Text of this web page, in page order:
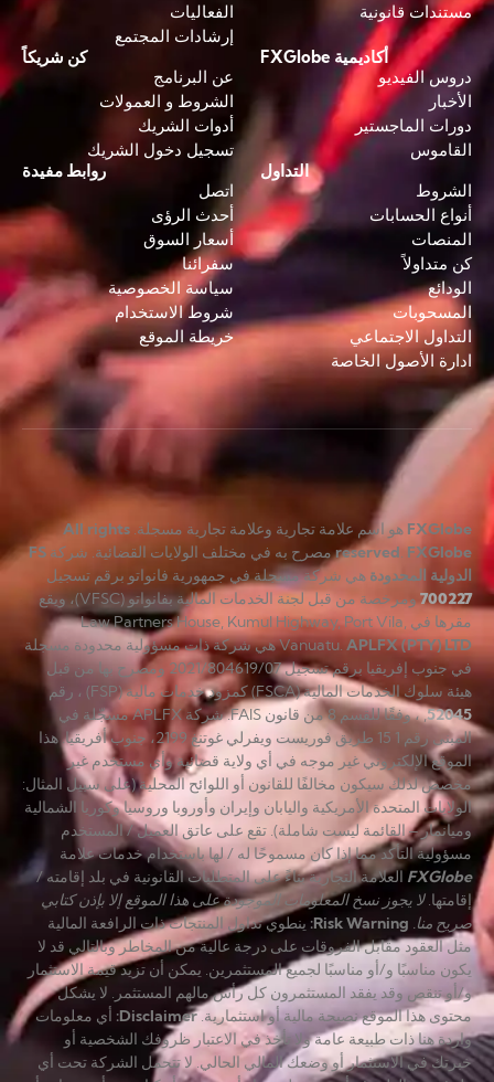
مستندات قانونية
الفعاليات
إرشادات المجتمع
أكاديمية FXGlobe
دروس الفيديو
الأخبار
دورات الماجستير
القاموس
كن شريكاً
عن البرنامج
الشروط و العمولات
أدوات الشريك
تسجيل دخول الشريك
التداول
الشروط
أنواع الحسابات
المنصات
كن متداولاً
الودائع
المسحوبات
التداول الاجتماعي
ادارة الأصول الخاصة
روابط مفيدة
اتصل
أحدث الرؤى
أسعار السوق
سفرائنا
سياسة الخصوصية
شروط الاستخدام
خريطة الموقع
FXGlobe هو اسم علامة تجارية وعلامة تجارية مسجلة. All rights
reserved. FXGlobe مصرح به في مختلف الولايات القضائية. شركة FS
الدولية المحدودة هي شركة مسجلة في جمهورية فانواتو برقم تسجيل
700227
ومرخصة من قبل لجنة الخدمات المالية بفانواتو (VFSC)، ويقع
مقرها في Law Partners House, Kumul Highway, Port Vila,
Vanuatu. APLFX (PTY) LTD
هي شركة ذات مسؤولية محدودة مسجلة
في جنوب إفريقيا برقم تسجيل 2021/804619/07 ومصرح بها من قبل
هيئة سلوك الخدمات المالية (FSCA) كمزود خدمات مالية (FSP) ، رقم
52045
, ، وفقًا للقسم 8 من قانون FAIS. شركة APLFX مسجّلة في
المبنى رقم 1 15 طريق فوريست ويفرلي غوتنغ 2199، جنوب أفريقيا. هذا
الموقع الإلكتروني غير موجه في أي ولاية قضائية وأي مستخدم غير
مخصص لذلك سيكون مخالفًا للقانون أو اللوائح المحلية (على سبيل المثال:
الولايات المتحدة الأمريكية واليابان وإيران وأوروبا وروسيا وكوريا الشمالية
وميانمار – القائمة ليست شاملة). تقع على عاتق العميل / المستخدم
مسؤولية التأكد مما إذا كان مسموحًا له / لها باستخدام خدمات علامة
FXGlobe العلامة التجارية بناءً على المتطلبات القانونية في بلد إقامته /
إقامتها.لا يجوز نسخ المعلومات الموجودة على هذا الموقع إلا بإذن كتابي
صريح منا. Risk Warning
: ينطوي تداول المنتجات ذات الرافعة المالية
مثل العقود مقابل الفروقات على درجة عالية من المخاطر وبالتالي قد لا
يكون مناسبًا و/أو مناسبًا لجميع المستثمرين. يمكن أن تزيد قيمة الاستثمار
و/أو تنقص وقد يفقد المستثمرون كل رأس مالهم المستثمر. لا يشكل
محتوى هذا الموقع نصيحة مالية أو استثمارية.Disclaimer
: أي معلومات
واردة هنا ذات طبيعة عامة ولا تأخذ في الاعتبار ظروفك الشخصية أو
خبرتك في الاستثمار أو وضعك المالي الحالي. لا تتحمل الشركة تحت أي